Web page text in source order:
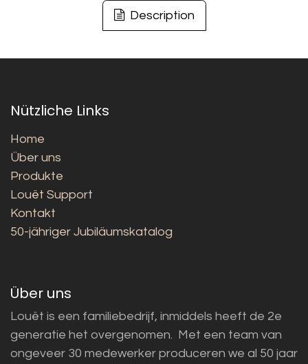
Description
Nützliche Links
Home
Über uns
Produkte
Louët Support
Kontakt
50-jähriger Jubiläumskatalog
Über uns
Louët is een familiebedrijf, inmiddels heeft de 2e
generatie het overgenomen. Met een team van
ongeveer 30 medewerker produceren we al 50 jaar